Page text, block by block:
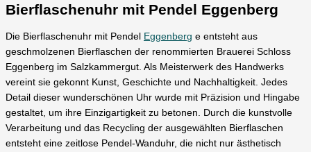
Bierflaschenuhr mit Pendel Eggenberg
Die Bierflaschenuhr mit Pendel Eggenberg e entsteht aus
geschmolzenen Bierflaschen der renommierten Brauerei Schloss
Eggenberg im Salzkammergut. Als Meisterwerk des Handwerks
vereint sie gekonnt Kunst, Geschichte und Nachhaltigkeit. Jedes
Detail dieser wunderschönen Uhr wurde mit Präzision und Hingabe
gestaltet, um ihre Einzigartigkeit zu betonen. Durch die kunstvolle
Verarbeitung und das Recycling der ausgewählten Bierflaschen
entsteht eine zeitlose Pendel-Wanduhr, die nicht nur ästhetisch